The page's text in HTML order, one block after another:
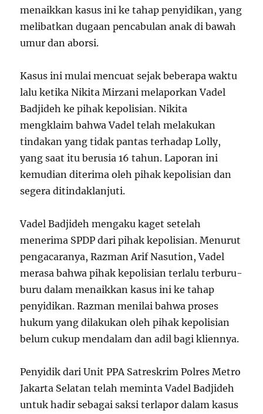
menaikkan kasus ini ke tahap penyidikan, yang
melibatkan dugaan pencabulan anak di bawah
umur dan aborsi.
Kasus ini mulai mencuat sejak beberapa waktu
lalu ketika Nikita Mirzani melaporkan Vadel
Badjideh ke pihak kepolisian. Nikita
mengklaim bahwa Vadel telah melakukan
tindakan yang tidak pantas terhadap Lolly,
yang saat itu berusia 16 tahun. Laporan ini
kemudian diterima oleh pihak kepolisian dan
segera ditindaklanjuti.
Vadel Badjideh mengaku kaget setelah
menerima SPDP dari pihak kepolisian. Menurut
pengacaranya, Razman Arif Nasution, Vadel
merasa bahwa pihak kepolisian terlalu terburu-
buru dalam menaikkan kasus ini ke tahap
penyidikan. Razman menilai bahwa proses
hukum yang dilakukan oleh pihak kepolisian
belum cukup mendalam dan adil bagi kliennya.
Penyidik dari Unit PPA Satreskrim Polres Metro
Jakarta Selatan telah meminta Vadel Badjideh
untuk hadir sebagai saksi terlapor dalam kasus